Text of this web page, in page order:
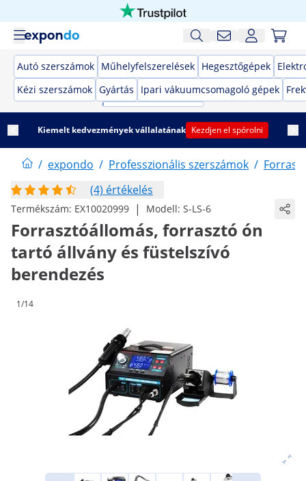
Autó szerszámok Műhelyfelszerelések Hegesztőgépek
Kézi szerszámok Gyártás Ipari vákuumcsomagoló gépek
Kiemelt kedvezmények vállalatának Kezdjen el spórolni
/ expondo / Professzionális szerszámok /
(4) értékelés
Termékszám: EX10020999 | Modell: S-LS-6
Forrasztóállomás, forrasztó ón
tartó állvány és füstelszívó
berendezés
1/14